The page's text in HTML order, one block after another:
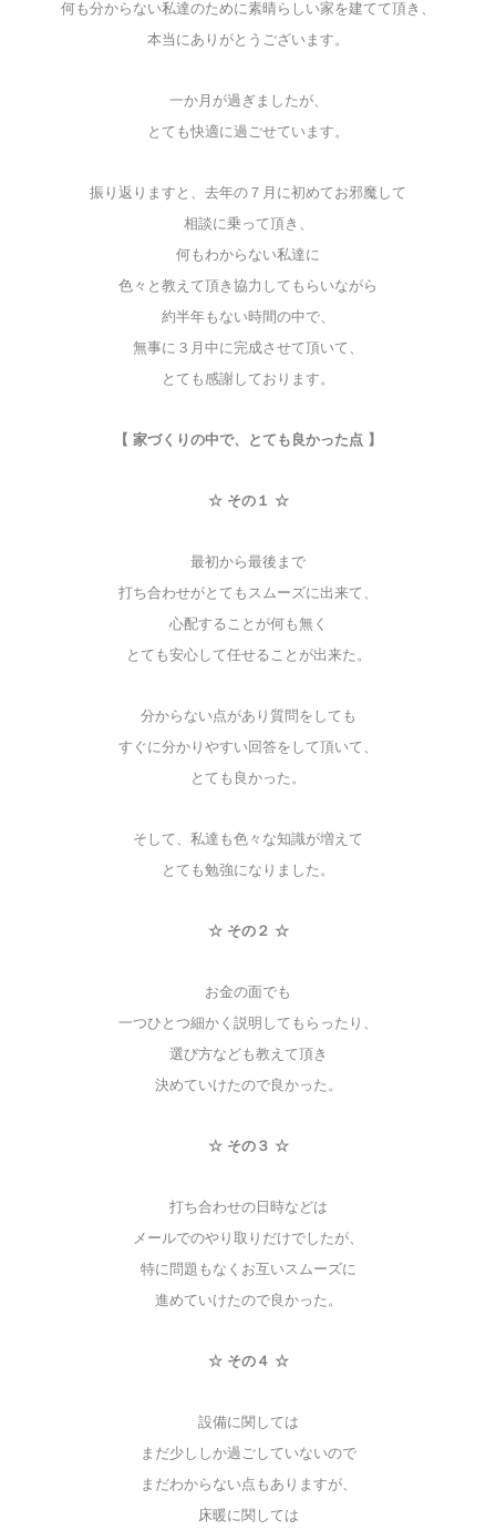
何も分からない私達のために素晴らしい家を建てて頂き、
本当にありがとうございます。
一か月が過ぎましたが、
とても快適に過ごせています。
振り返りますと、去年の７月に初めてお邪魔して
相談に乗って頂き、
何もわからない私達に
色々と教えて頂き協力してもらいながら
約半年もない時間の中で、
無事に３月中に完成させて頂いて、
とても感謝しております。
【 家づくりの中で、とても良かった点 】
☆ その１ ☆
最初から最後まで
打ち合わせがとてもスムーズに出来て、
心配することが何も無く
とても安心して任せることが出来た。
分からない点があり質問をしても
すぐに分かりやすい回答をして頂いて、
とても良かった。
そして、私達も色々な知識が増えて
とても勉強になりました。
☆ その２ ☆
お金の面でも
一つひとつ細かく説明してもらったり、
選び方なども教えて頂き
決めていけたので良かった。
☆ その３ ☆
打ち合わせの日時などは
メールでのやり取りだけでしたが、
特に問題もなく お互いスムーズに
進めていけたので良かった。
☆ その４ ☆
設備に関しては
まだ少ししか過ごしていないので
まだわからない点もありますが、
床暖に関しては